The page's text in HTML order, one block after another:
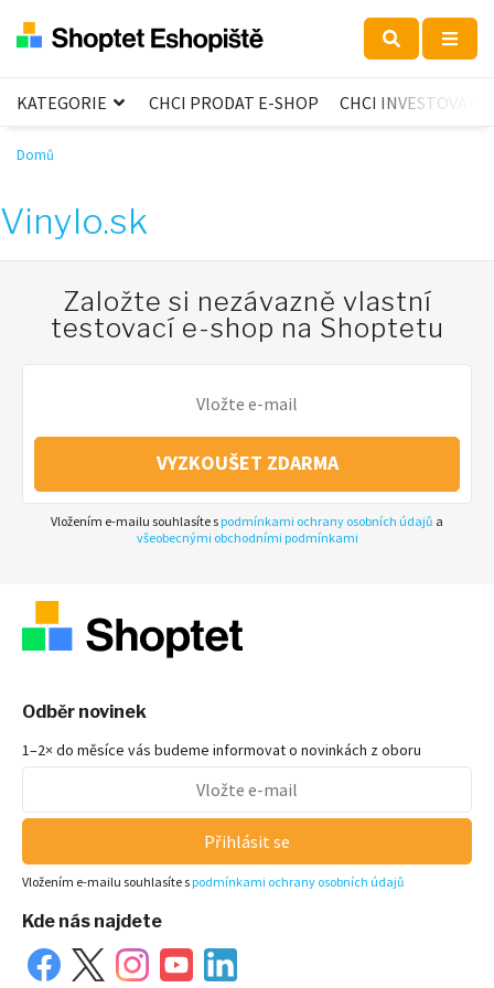
KATEGORIE CHCI PRODAT E-SHOP CHCI INVESTOVAT
Domů
Vinylo.sk
Založte si nezávazně vlastní
testovací e-shop na Shoptetu
VYZKOUŠET ZDARMA
Vložením e-mailu souhlasíte s podmínkami ochrany osobních údajů a
všeobecnými obchodními podmínkami
Odběr novinek
1–2× do měsíce vás budeme informovat o novinkách z oboru
Přihlásit se
Vložením e-mailu souhlasíte s podmínkami ochrany osobních údajů
Kde nás najdete